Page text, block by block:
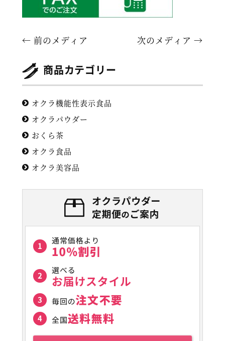
← 前のメディア 次のメディア →
商品カテゴリー
オクラ機能性表示食品
オクラパウダー
おくら茶
オクラ食品
オクラ美容品